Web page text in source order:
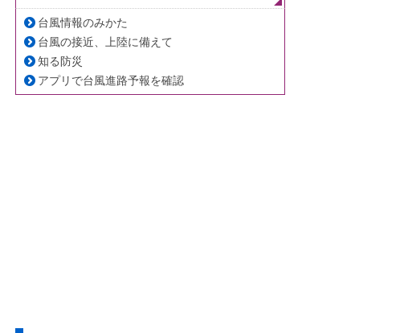
台風情報のみかた
台風の接近、上陸に備えて
知る防災
アプリで台風進路予報を確認